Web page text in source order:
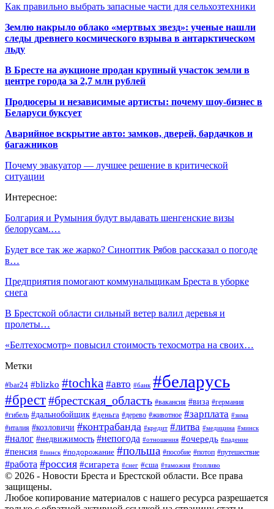
Как правильно выбрать запасные части для сельхозтехники
Землю накрыло облако «мертвых звезд»: ученые нашли
следы древнего космического взрыва в антарктическом
льду
В Бресте на аукционе продан крупный участок земли в
центре города за 2,7 млн рублей
Продюсеры и независимые артисты: почему шоу-бизнес в
Беларуси буксует
Аварийное вскрытие авто: замков, дверей, бардачков и
багажников
Почему эвакуатор — лучшее решение в критической
ситуации
Интересное:
Болгария и Румыния будут выдавать шенгенские визы
белорусам.…
Будет все так же жарко? Синоптик Рябов рассказал о погоде
в…
Предприятия помогают коммунальщикам Бреста в уборке
снега
В Брестской области сильный ветер валил деревья и
пролеты…
«Белтехосмотр» повысил стоимость техосмотра на своих…
Метки
#bar24 #blizko #tochka #авто #банк #беларусь
#брест#брестская_область #вакансия #виза #германия
#гибель #дальнобойщик #деньга #дерево #животное #зарплата #зима
#италия #козловичи #контрабанда #кредит #литва #медицина #минск
#налог #недвижимость #непогода #отношения #очередь #падение
#пенсия #пинск #подорожание #польша #пособие #потоп #путешествие
#работа #россия #сигарета #снег #сша #таможня #топливо
© 2026 - Новости Бреста и Брестской области. Все права
защищены.
Любое копирование материалов с нашего ресурса разрешается